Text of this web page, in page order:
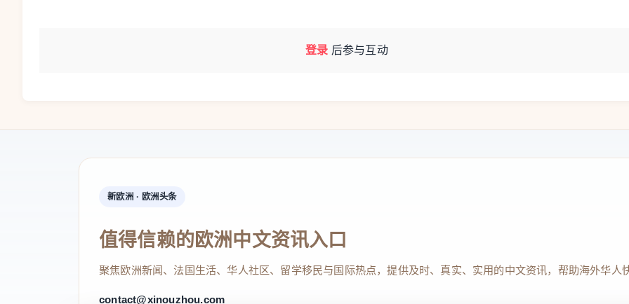
登录 后参与互动
新欧洲 · 欧洲头条
值得信赖的欧洲中文资讯入口
聚焦欧洲新闻、法国生活、华人社区、留学移民与国际热点，提供及时、真实、实用的中文资讯，帮助海外华人
contact@xinouzhou.com